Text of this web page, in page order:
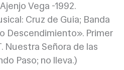
Vega -1992.
Cruz de Guía; Banda
Descendimiento». Primer
Nuestra Señora de las
Paso; no lleva.)